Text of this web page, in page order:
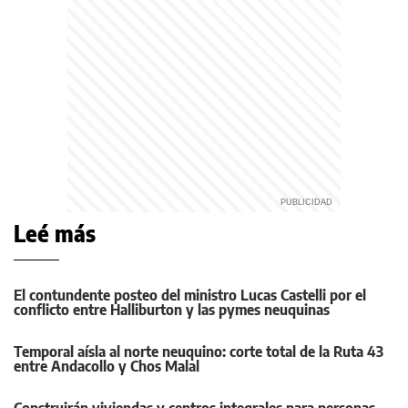
Leé más
El contundente posteo del ministro Lucas Castelli por el
conflicto entre Halliburton y las pymes neuquinas
Temporal aísla al norte neuquino: corte total de la Ruta 43
entre Andacollo y Chos Malal